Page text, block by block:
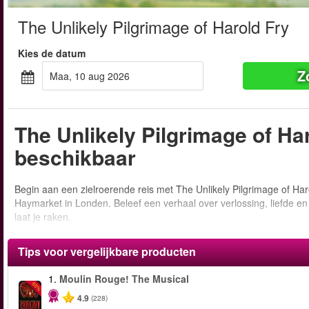
The Unlikely Pilgrimage of Harold Fry
Kies de datum
maa, 10 aug 2026
The Unlikely Pilgrimage of
beschikbaar
Begin aan een zielroerende reis met The Unlikely Pilgrimage of
Haymarket in Londen. Beleef een verhaal over verlossing, liefde
laat je raken.
Tips voor vergelijkbare producten
-50%
1. Moulin Rouge! The Musical
4.9 (228)